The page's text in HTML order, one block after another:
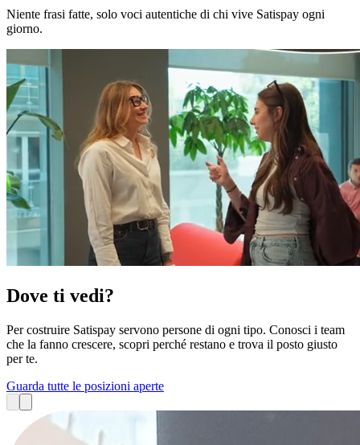
Niente frasi fatte, solo voci autentiche di chi vive Satispay ogni
giorno.
Dove ti vedi?
Per costruire Satispay servono persone di ogni tipo. Conosci i team
che la fanno crescere, scopri perché restano e trova il posto giusto
per te.
Guarda tutte le posizioni aperte